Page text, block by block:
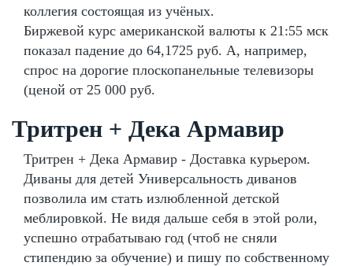
коллегия состоящая из учёных.
Биржевой курс американской валюты к 21:55 мск
показал падение до 64,1725 руб. А, например,
спрос на дорогие плоскопанельные телевизоры
(ценой от 25 000 руб.
Тритрен + Дека Армавир
Тритрен + Дека Армавир - Доставка курьером.
Диваны для детей Универсальность диванов
позволила им стать излюбленной детской
меблировкой. Не видя дальше себя в этой роли,
успешно отрабатываю год (чтоб не сняли
стипендию за обучение) и пишу по собственному